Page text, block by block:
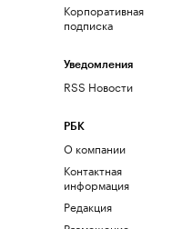
Корпоративная
подписка
Уведомления
RSS Новости
РБК
О компании
Контактная
информация
Редакция